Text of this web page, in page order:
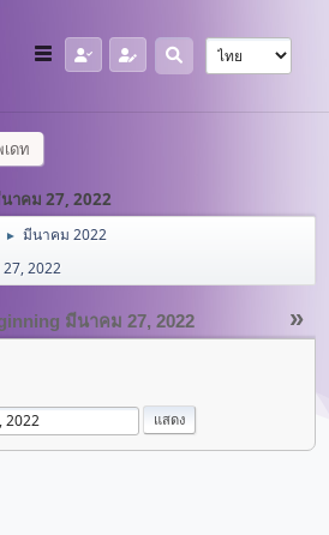
ดท
าคม 27, 2022
► มีนาคม 2022
2022
»
มีนาคม 27, 2022